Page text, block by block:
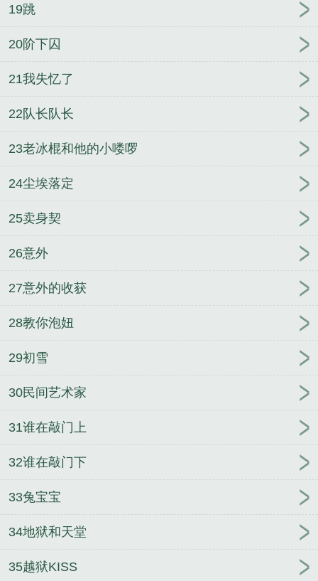
19跳
20阶下囚
21我失忆了
22队长队长
23老冰棍和他的小喽啰
24尘埃落定
25卖身契
26意外
27意外的收获
28教你泡妞
29初雪
30民间艺术家
31谁在敲门上
32谁在敲门下
33兔宝宝
34地狱和天堂
35越狱KISS